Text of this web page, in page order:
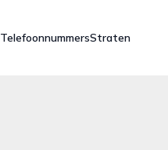
TelefoonnummersStraten